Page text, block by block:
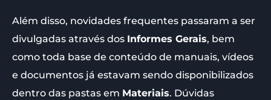
Além disso, novidades frequentes passaram a ser
divulgadas através dos Informes Gerais, bem
como toda base de conteúdo de manuais, vídeos
e documentos já estavam sendo disponibilizados
dentro das pastas em Materiais. Dúvidas